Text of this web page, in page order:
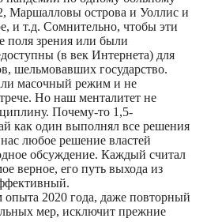
Маршалловы острова и Уоллис и
и т.д. Сомнительно, чтобы эти
поля зрения или были
(в век Интернета) для
шельмовавших государство.
масочный режим и не
Но наш менталитет не
Почему-то 1,5-
как один выполнял все решения
любое решение властей
обсуждение. Каждый считал
верное, его путь выхода из
опыта 2020 года, даже повторный
мер, исключит прежние